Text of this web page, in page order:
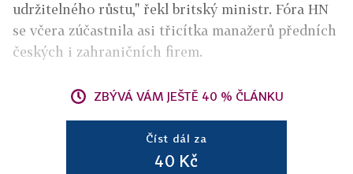
udržitelného růstu," řekl britský ministr. Fóra HN
se včera zúčastnila asi třicítka manažerů předních
českých i zahraničních firem.
ZBÝVÁ VÁM JEŠTĚ 40 % ČLÁNKU
Číst dál za
40 Kč